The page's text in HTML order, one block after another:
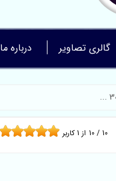
گالری تصاویر درباره ما
10 / 10 از 1کاربر